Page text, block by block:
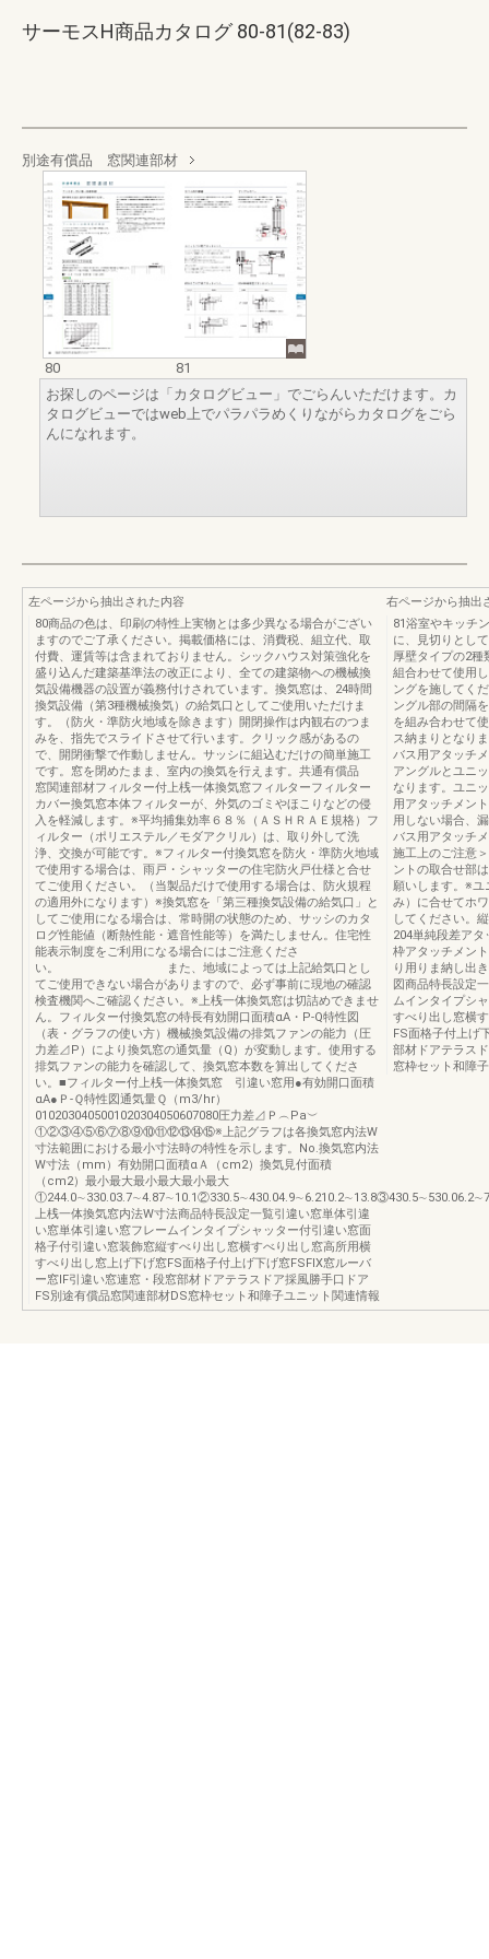
サーモスH商品カタログ 80-81(82-83)
別途有償品 窓関連部材
80
81
お探しのページは「カタログビュー」でごらんいただけます。カ
タログビューではweb上でパラパラめくりながらカタログをごら
んになれます。
左ページから抽出された内容
80商品の色は、印刷の特性上実物とは多少異なる場合がござい
ますのでご了承ください。掲載価格には、消費税、組立代、取
付費、運賃等は含まれておりません。シックハウス対策強化を
盛り込んだ建築基準法の改正により、全ての建築物への機械換
気設備機器の設置が義務付けされています。換気窓は、24時間
換気設備（第3種機械換気）の給気口としてご使用いただけま
す。（防火・準防火地域を除きます）開閉操作は内観右のつま
みを、指先でスライドさせて行います。クリック感があるの
で、開閉衝撃で作動しません。サッシに組込むだけの簡単施工
です。窓を閉めたまま、室内の換気を行えます。共通有償品
窓関連部材フィルター付上桟一体換気窓フィルターフィルター
カバー換気窓本体フィルターが、外気のゴミやほこりなどの侵
入を軽減します。※平均捕集効率６８％（ＡＳＨＲＡＥ規格）フ
ィルター（ポリエステル／モダアクリル）は、取り外して洗
浄、交換が可能です。※フィルター付換気窓を防火・準防火地域
で使用する場合は、雨戸・シャッターの住宅防火戸仕様と合せ
てご使用ください。（当製品だけで使用する場合は、防火規程
の適用外になります）※換気窓を「第三種換気設備の給気口」と
してご使用になる場合は、常時開の状態のため、サッシのカタ
ログ性能値（断熱性能・遮音性能等）を満たしません。住宅性
能表示制度をご利用になる場合にはご注意くださ
い。 また、地域によっては上記給気口とし
てご使用できない場合がありますので、必ず事前に現地の確認
検査機関へご確認ください。※上桟一体換気窓は切詰めできませ
ん。フィルター付換気窓の特長有効開口面積αA・P-Q特性図
（表・グラフの使い方）機械換気設備の排気ファンの能力（圧
力差⊿P）により換気窓の通気量（Q）が変動します。使用する
排気ファンの能力を確認して、換気窓本数を算出してくださ
い。■フィルター付上桟一体換気窓 引違い窓用●有効開口面積
αA●Ｐ-Ｑ特性図通気量Ｑ（m3/hr）
0102030405001020304050607080圧力差⊿Ｐ︵Pa︶
①②③④⑤⑥⑦⑧⑨⑩⑪⑫⑬⑭⑮※上記グラフは各換気窓内法W
寸法範囲における最小寸法時の特性を示します。No.換気窓内法
W寸法（mm）有効開口面積αＡ（cm2）換気見付面積
（cm2）最小最大最小最大最小最大
上桟一体換気窓内法W寸法商品特長設定一覧引違い窓単体引違
い窓単体引違い窓フレームインタイプシャッター付引違い窓面
格子付引違い窓装飾窓縦すべり出し窓横すべり出し窓高所用横
すべり出し窓上げ下げ窓FS面格子付上げ下げ窓FSFIX窓ルーバ
ー窓IF引違い窓連窓・段窓部材ドアテラスドア採風勝手口ドア
FS別途有償品窓関連部材DS窓枠セット和障子ユニット関連情報
右ページから抽出
81浴室やキッチ
に、見切りとし
厚壁タイプの2種
組合わせて使用
ングを施してく
ングル部の間隔
を組み合わせて
ス納まりとなり
バス用アタッチ
アングルとユニ
なります。ユニ
用アタッチメン
用しない場合、
バス用アタッチ
施工上のご注意
ントの取合せ部
願いします。※ユ
み）に合せてホ
してください。
204単純段差ア
枠アタッチメン
り用りま納し出
図商品特長設定
ムインタイプシ
すべり出し窓横
FS面格子付上げ
部材ドアテラス
窓枠セット和障